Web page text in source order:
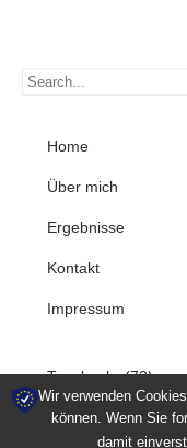
Home
Über mich
Ergebnisse
Kontakt
Impressum
Tagebuch (73)
Wir verwenden
können. Wenn Sie
damit